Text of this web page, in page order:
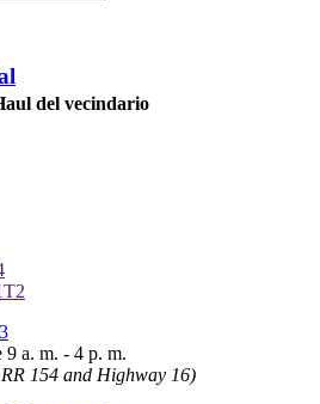
del vecindario
9 a. m. - 4 p. m.
154 and Highway 16)